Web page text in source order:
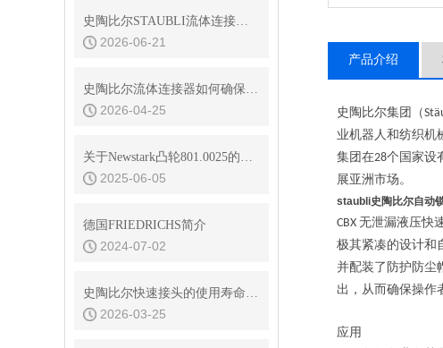
史陶比尔STAUBLI流体连接器的平面阀技术与无滴漏设计
2026-06-21
史陶比尔流体连接器如何确保连接处的密封？
2026-04-25
关于Newstark凸轮801.0025的简介绍及日常维护
2025-06-05
德国FRIEDRICHS简介
2024-07-02
史陶比尔快速接头的使用寿命是多久？
2026-03-25
产品介绍
史陶比尔集团（
业机器人和纺织机
集团在28个国家设
展亚洲市场。
staubli史陶比尔自动
CBX 无泄漏液压快
极其紧凑的设计和
并配装了防护防尘
出，从而确保操作
应用